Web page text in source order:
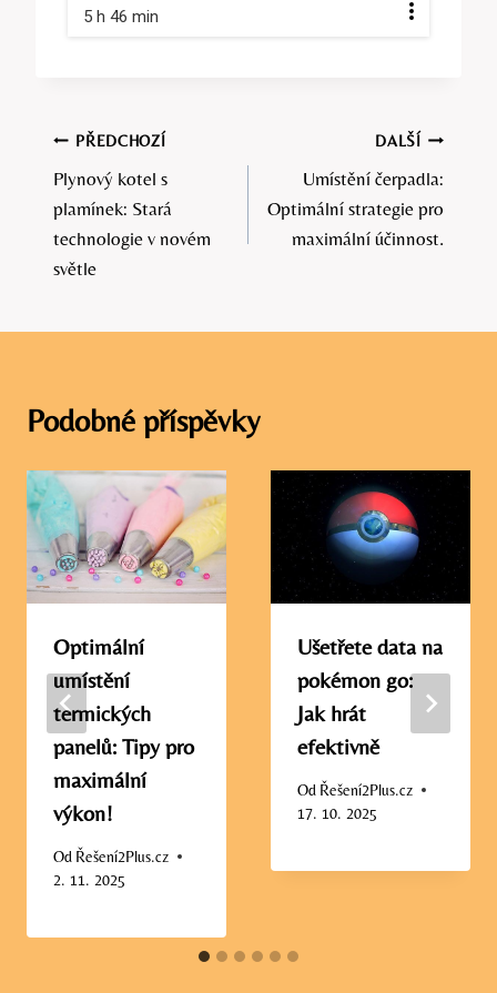
5 h 46 min
Navigace
pro
příspěvek
PŘEDCHOZÍ
Plynový kotel s
plamínek: Stará
technologie v novém
světle
DALŠÍ
Umístění čerpadla:
Optimální strategie pro
maximální účinnost.
Podobné příspěvky
Optimální
umístění
termických
panelů: Tipy pro
maximální
výkon!
Od Řešení2Plus.cz
2. 11. 2025
Ušetřete data na
pokémon go:
Jak hrát
efektivně
Od Řešení2Plus.cz
17. 10. 2025